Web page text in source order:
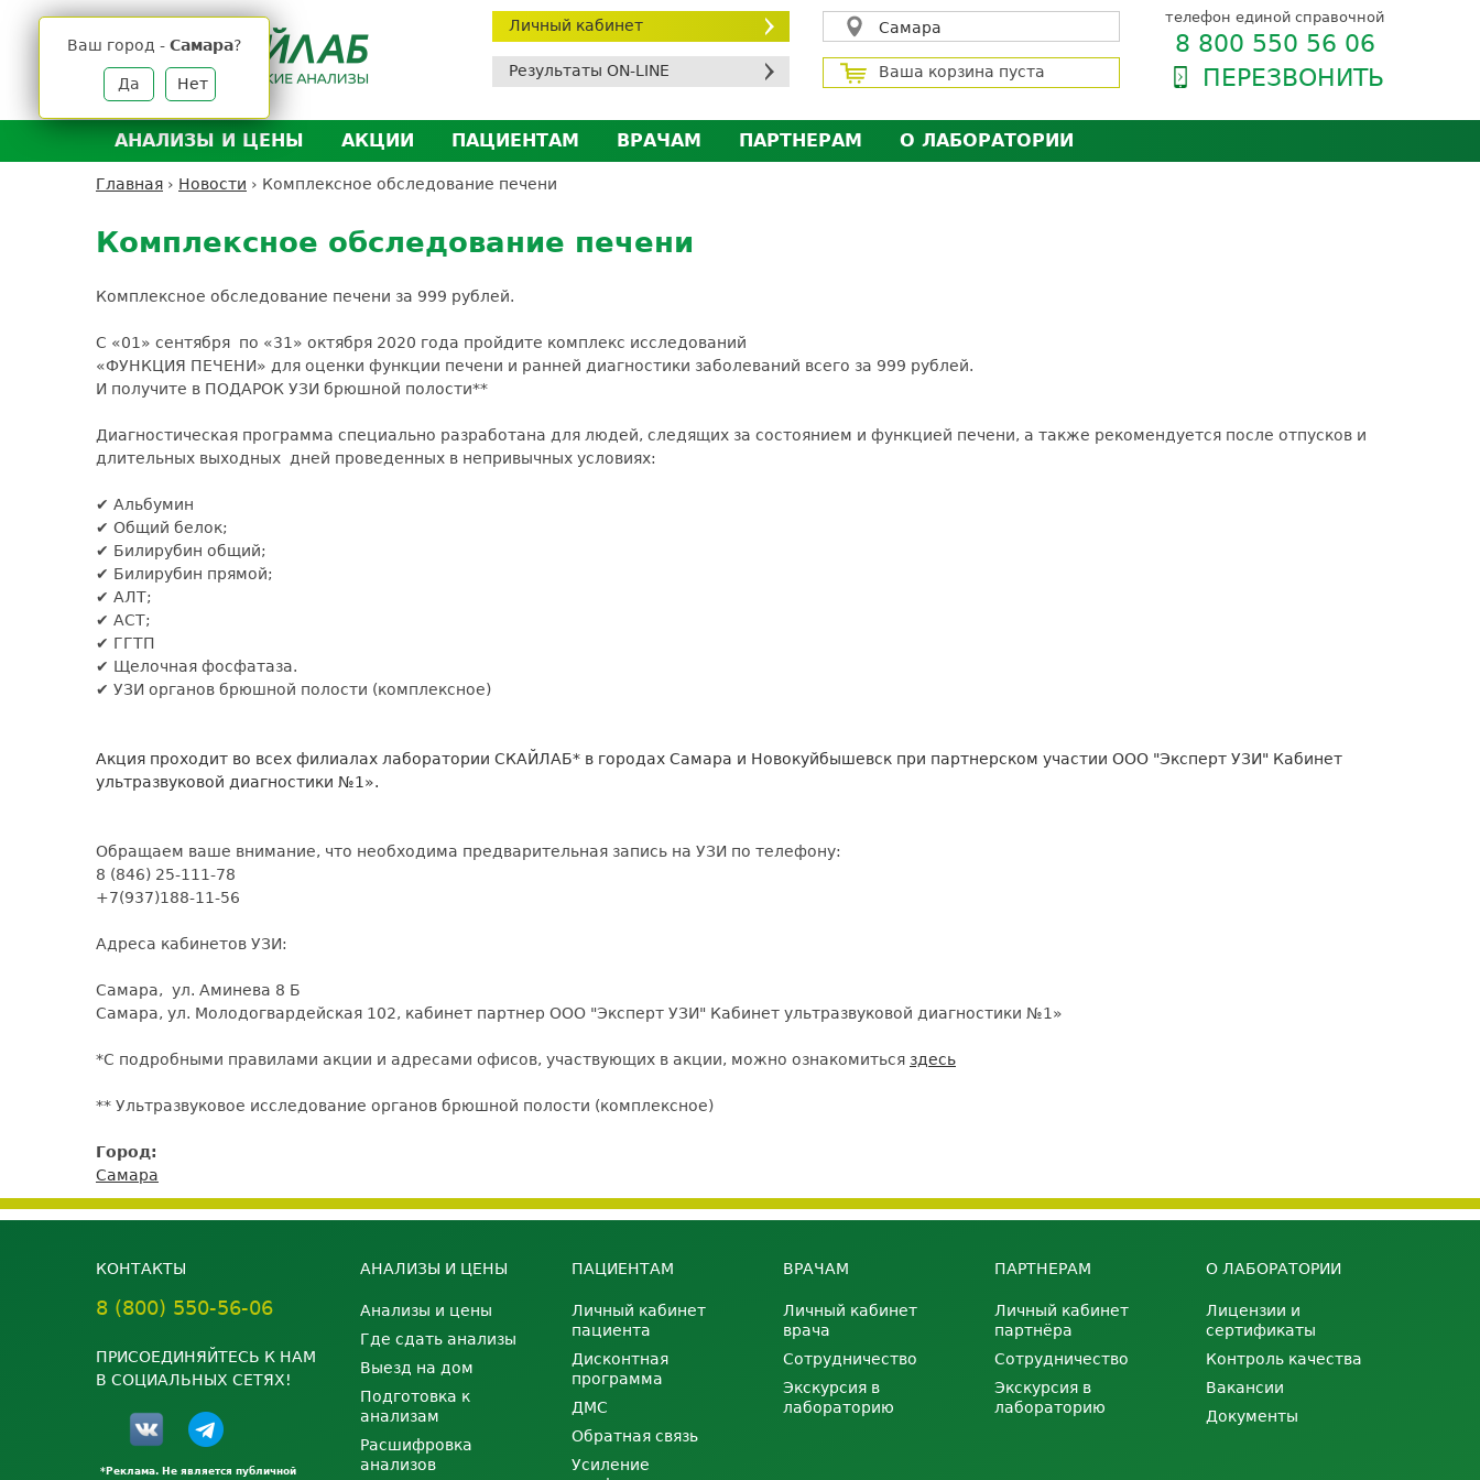
Личный кабинет
Результаты ON-LINE
Самара
Ваш город - Самара?
Да Нет
Ваша корзина пуста
телефон единой справочной
8 800 550 56 06
ПЕРЕЗВОНИТЬ
АНАЛИЗЫ И ЦЕНЫ
Анализы и цены
Выезд на дом
АКЦИИ
ПАЦИЕНТАМ
Личный кабинет пациента
ДМС
Налоговый вычет
ВРАЧАМ
Экскурсия в лабораторию
ПАРТНЕРАМ
О ЛАБОРАТОРИИ
Главная › Новости › Комплексное обследование печени
to
top
Комплексное обследование печени
Комплексное обследование печени за 999 рублей.
С «01» сентября по «31» октября 2020 года пройдите комплекс исследований
«ФУНКЦИЯ ПЕЧЕНИ» для оценки функции печени и ранней диагностики заболеваний всего за 999 рублей.
И получите в ПОДАРОК УЗИ брюшной полости**
Диагностическая программа специально разработана для людей, следящих за состоянием и функцией печени, а также рекомендуется после отпусков и
длительных выходных дней проведенных в непривычных условиях:
✔ Альбумин
✔ Общий белок;
✔ Билирубин общий;
✔ Билирубин прямой;
✔ АЛТ;
✔ АСТ;
✔ ГГТП
✔ Щелочная фосфатаза.
✔ УЗИ органов брюшной полости (комплексное)
Акция проходит во всех филиалах лаборатории СКАЙЛАБ* в городах Самара и Новокуйбышевск при партнерском участии ООО "Эксперт УЗИ" Кабинет
ультразвуковой диагностики №1».
Обращаем ваше внимание, что необходима предварительная запись на УЗИ по телефону:
8 (846) 25-111-78
+7(937)188-11-56
Адреса кабинетов УЗИ:
Самара, ул. Аминева 8 Б
Самара, ул. Молодогвардейская 102, кабинет партнер ООО "Эксперт УЗИ" Кабинет ультразвуковой диагностики №1»
*С подробными правилами акции и адресами офисов, участвующих в акции, можно ознакомиться здесь
** Ультразвуковое исследование органов брюшной полости (комплексное)
Город:
Самара
КОНТАКТЫ
8 (800) 550-56-06
ПРИСОЕДИНЯЙТЕСЬ К НАМ
В СОЦИАЛЬНЫХ СЕТЯХ!
*Реклама. Не является публичной
АНАЛИЗЫ И ЦЕНЫ
Анализы и цены
Где сдать анализы
Выезд на дом
Подготовка к
анализам
Расшифровка
анализов
ПАЦИЕНТАМ
Личный кабинет
пациента
Дисконтная
программа
ДМС
Обратная связь
Усиление
ВРАЧАМ
Личный кабинет
врача
Сотрудничество
Экскурсия в
лабораторию
ПАРТНЕРАМ
Личный кабинет
партнёра
Сотрудничество
Экскурсия в
лабораторию
О ЛАБОРАТОРИИ
Лицензии и
сертификаты
Контроль качества
Вакансии
Документы